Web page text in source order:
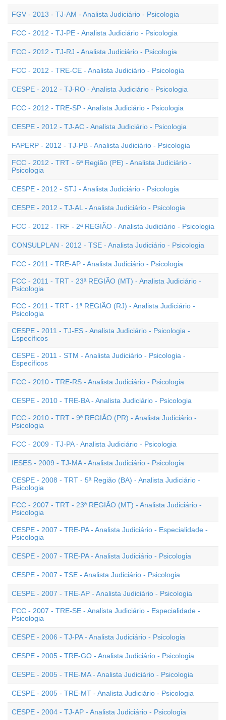
FGV - 2013 - TJ-AM - Analista Judiciário - Psicologia
FCC - 2012 - TJ-PE - Analista Judiciário - Psicologia
FCC - 2012 - TJ-RJ - Analista Judiciário - Psicologia
FCC - 2012 - TRE-CE - Analista Judiciário - Psicologia
CESPE - 2012 - TJ-RO - Analista Judiciário - Psicologia
FCC - 2012 - TRE-SP - Analista Judiciário - Psicologia
CESPE - 2012 - TJ-AC - Analista Judiciário - Psicologia
FAPERP - 2012 - TJ-PB - Analista Judiciário - Psicologia
FCC - 2012 - TRT - 6ª Região (PE) - Analista Judiciário -
Psicologia
CESPE - 2012 - STJ - Analista Judiciário - Psicologia
CESPE - 2012 - TJ-AL - Analista Judiciário - Psicologia
FCC - 2012 - TRF - 2ª REGIÃO - Analista Judiciário - Psicologia
CONSULPLAN - 2012 - TSE - Analista Judiciário - Psicologia
FCC - 2011 - TRE-AP - Analista Judiciário - Psicologia
FCC - 2011 - TRT - 23ª REGIÃO (MT) - Analista Judiciário -
Psicologia
FCC - 2011 - TRT - 1ª REGIÃO (RJ) - Analista Judiciário -
Psicologia
CESPE - 2011 - TJ-ES - Analista Judiciário - Psicologia -
Específicos
CESPE - 2011 - STM - Analista Judiciário - Psicologia -
Específicos
FCC - 2010 - TRE-RS - Analista Judiciário - Psicologia
CESPE - 2010 - TRE-BA - Analista Judiciário - Psicologia
FCC - 2010 - TRT - 9ª REGIÃO (PR) - Analista Judiciário -
Psicologia
FCC - 2009 - TJ-PA - Analista Judiciário - Psicologia
IESES - 2009 - TJ-MA - Analista Judiciário - Psicologia
CESPE - 2008 - TRT - 5ª Região (BA) - Analista Judiciário -
Psicologia
FCC - 2007 - TRT - 23ª REGIÃO (MT) - Analista Judiciário -
Psicologia
CESPE - 2007 - TRE-PA - Analista Judiciário - Especialidade -
Psicologia
CESPE - 2007 - TRE-PA - Analista Judiciário - Psicologia
CESPE - 2007 - TSE - Analista Judiciário - Psicologia
CESPE - 2007 - TRE-AP - Analista Judiciário - Psicologia
FCC - 2007 - TRE-SE - Analista Judiciário - Especialidade -
Psicologia
CESPE - 2006 - TJ-PA - Analista Judiciário - Psicologia
CESPE - 2005 - TRE-GO - Analista Judiciário - Psicologia
CESPE - 2005 - TRE-MA - Analista Judiciário - Psicologia
CESPE - 2005 - TRE-MT - Analista Judiciário - Psicologia
CESPE - 2004 - TJ-AP - Analista Judiciário - Psicologia